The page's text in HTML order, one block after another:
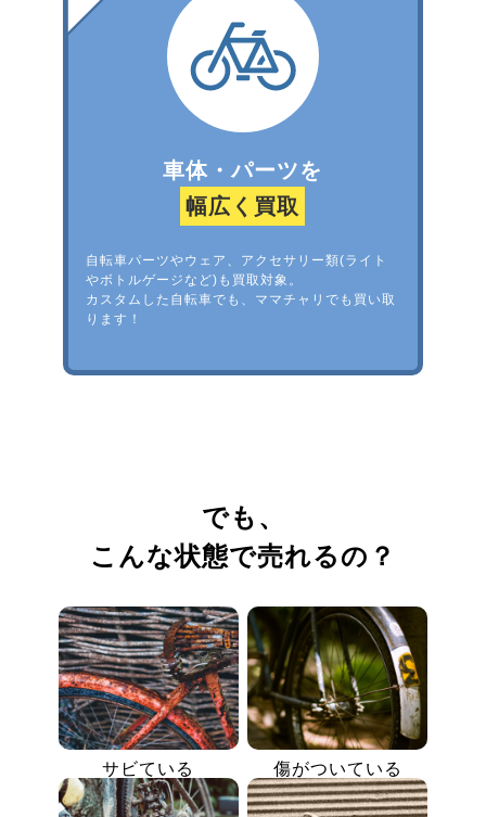
車体・パーツを
幅広く買取
自転車パーツやウェア、アクセサリー類(ライト
やボトルゲージなど)も買取対象。
カスタムした自転車でも、ママチャリでも買い取
ります！
でも、
こんな状態で売れるの？
サビている 傷がついている